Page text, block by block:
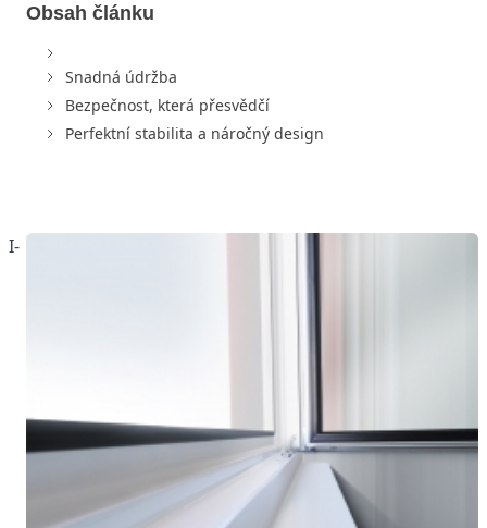
Obsah článku
Snadná údržba
Bezpečnost, která přesvědčí
Perfektní stabilita a náročný design
I-